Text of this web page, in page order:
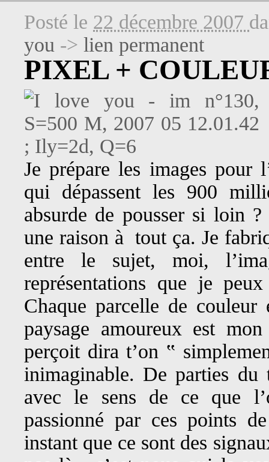
Posté le 22 décembre 2007
you -> lien permanent
PIXEL +
Je prépare les images pour
qui dépassent les 900
absurde de pousser si loin
une raison à tout ça. Je
entre le sujet, moi,
représentations que je
Chaque parcelle de
paysage amoureux est
perçoit dira t’on ‟
inimaginable. De parties
avec le sens de ce que
passionné par ces points
instant que ce sont des